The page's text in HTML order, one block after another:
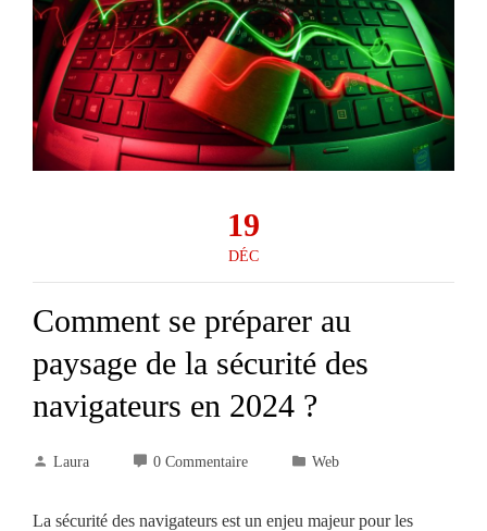
19
DÉC
Comment se préparer au
paysage de la sécurité des
navigateurs en 2024 ?
Laura 0 Commentaire Web
La sécurité des navigateurs est un enjeu majeur pour les